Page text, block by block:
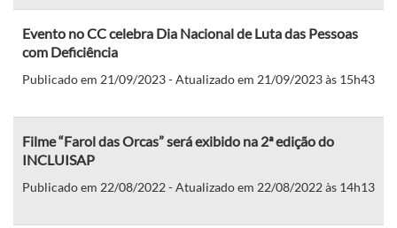
Evento no CC celebra Dia Nacional de Luta das Pessoas
com Deficiência
Publicado em 21/09/2023 - Atualizado em 21/09/2023 às 15h43
Filme “Farol das Orcas” será exibido na 2ª edição do
INCLUISAP
Publicado em 22/08/2022 - Atualizado em 22/08/2022 às 14h13